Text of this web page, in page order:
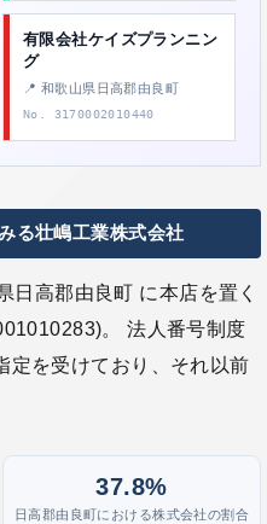
有限会社ケイズプランニン
グ
📍 和歌山県日高郡由良町
No. 3170002010440
る壮嶋工業株式会社
日高郡由良町 に本店を置く
。 法人番号制度
定を受けており、それ以前
37.8%
日高郡由良町における株式会社の割合